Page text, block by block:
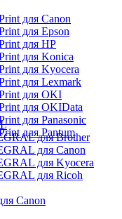
для Canon
для Epson
для HP
для Konica
для Kyocera
для Lexmark
для OKI
для OKIData
для Panasonic
для Pantum
для Brother
для Canon
для Kyocera
для Ricoh
Canon